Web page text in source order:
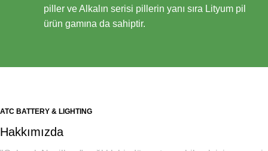
piller ve Alkalın serisi pillerin yanı sıra Lityum pil
ürün gamına da sahiptir.
ATC BATTERY & LIGHTING
Hakkımızda